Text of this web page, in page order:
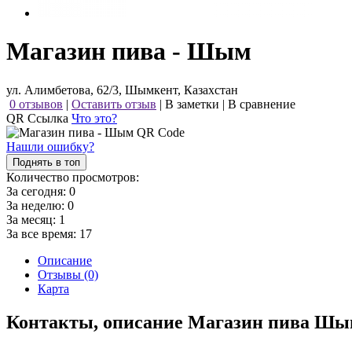
Магазин пива - Шым
ул. Алимбетова, 62/3, Шымкент, Казахстан
0 отзывов | Оставить отзыв | В заметки | В сравнение
QR Ссылка Что это?
Нашли ошибку?
Поднять в топ
Количество просмотров:
За сегодня: 0
За неделю: 0
За месяц: 1
За все время: 17
Описание
Отзывы (0)
Карта
Контакты, описание Магазин пива